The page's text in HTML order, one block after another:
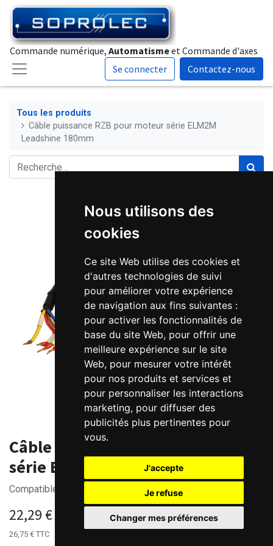
Nous utilisons des
cookies
Ce site Web utilise des cookies et
d'autres technologies de suivi
pour améliorer votre expérience
de navigation aux fins suivantes :
pour activer les fonctionnalités de
base du site Web, pour offrir une
meilleure expérience sur le site
Web, pour mesurer votre intérêt
pour nos produits et services et
pour personnaliser les interactions
marketing, pour diffuser des
publicités plus pertinentes pour
vous.
J'accepte
Je refuse
Changer mes préférences
Commande numérique, Automatismeet Commande d'axes
Se connecter
Contactez-nous
Tous les produits
Câble puissance RZB pour moteur série ELM2M
Leadshine 180mm
Câble puissance RZB pour moteur
série ELM2M Leadshine 180mm
Compatibles variateurs EL6/EL7/EL8
22,29 €
26,75 € TTC